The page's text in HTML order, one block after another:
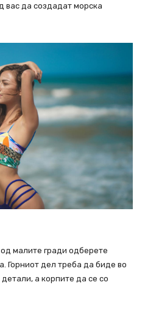
вас да создадат морска
малите гради одберете
Горниот дел треба да биде во
а корпите да се со